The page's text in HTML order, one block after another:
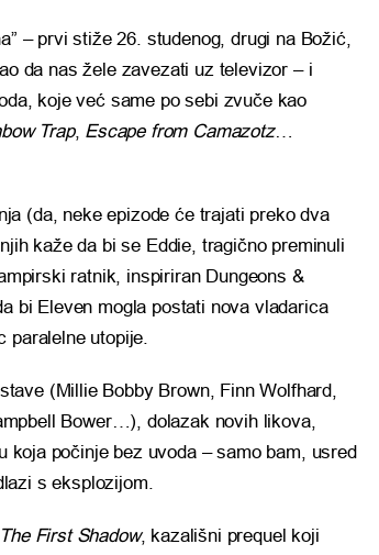
– prvi stiže 26. studenog, drugi na Božić,
da nas žele zavezati uz televizor – i
koje već same po sebi zvuče kao
Trap, Escape from Camazotz…
(da, neke epizode će trajati preko dva
kaže da bi se Eddie, tragično preminuli
ratnik, inspiriran Dungeons &
bi Eleven mogla postati nova vladarica
paralelne utopije.
(Millie Bobby Brown, Finn Wolfhard,
Bower…), dolazak novih likova,
koja počinje bez uvoda – samo bam, usred
s eksplozijom.
First Shadow, kazališni prequel koji